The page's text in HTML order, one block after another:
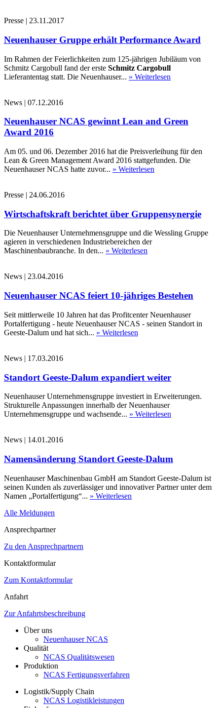
Presse | 23.11.2017
Neuenhauser Gruppe erhält Performance Award
Im Rahmen der Feierlichkeiten zum 125-jährigen Jubiläum von
Schmitz Cargobull fand der erste Schmitz Cargobull
Lieferantentag statt. Die Neuenhauser... » Weiterlesen
News | 07.12.2016
Neuenhauser NCAS gewinnt Lean and Green
Award 2016
Am 05. und 06. Dezember 2016 hat die Preisverleihung für den
Lean & Green Management Award 2016 stattgefunden. Die
Neuenhauser NCAS hatte zuvor... » Weiterlesen
Presse | 24.06.2016
Wirtschaftskraft berichtet über Gruppensynergie
Die Neuenhauser Unternehmensgruppe und die Wessling Gruppe
agieren in verschiedenen Industriebereichen der
Maschinenbaubranche. In den... » Weiterlesen
News 23.04.2016
Neuenhauser NCAS feiert 10-jähriges Bestehen
Seit mittlerweile 10 Jahren hat das Profitcenter Neuenhauser
Portalfertigung - heute Neuenhauser NCAS - seinen Standort in
Geeste-Dalum und hat sich... » Weiterlesen
News | 17.03.2016
Standort Geeste-Dalum expandiert weiter
Neuenhauser Unternehmensgruppe investiert in Erweiterungen.
Strukturelle Anpassungen innerhalb der Neuenhauser
Unternehmensgruppe und wachsende... » Weiterlesen
News | 14.01.2016
Namensänderung Standort Geeste-Dalum
Neuenhauser Maschinenbau GmbH am Standort Geeste-Dalum ist
seinen Kunden als zuverlässiger und innovativer Partner unter dem
Namen „Portalfertigung“... » Weiterlesen
Alle Meldungen
Ansprechpartner
Zu den Ansprechpartnern
Kontaktformular
Zum Kontaktformular
Anfahrt
Zur Anfahrtsbeschreibung
Über uns
Neuenhauser NCAS
Qualität
NCAS Qualitätswesen
Produktion
NCAS Fertigungsverfahren
Logistik/Supply Chain
NCAS Logistikleistungen